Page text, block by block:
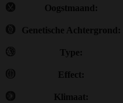
Oogstmaand:
Genetische Achtergrond:
Type:
Effect:
Klimaat: